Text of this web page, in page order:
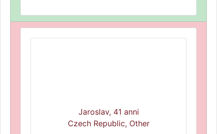
Jaroslav, 41 anni
Czech Republic, Other